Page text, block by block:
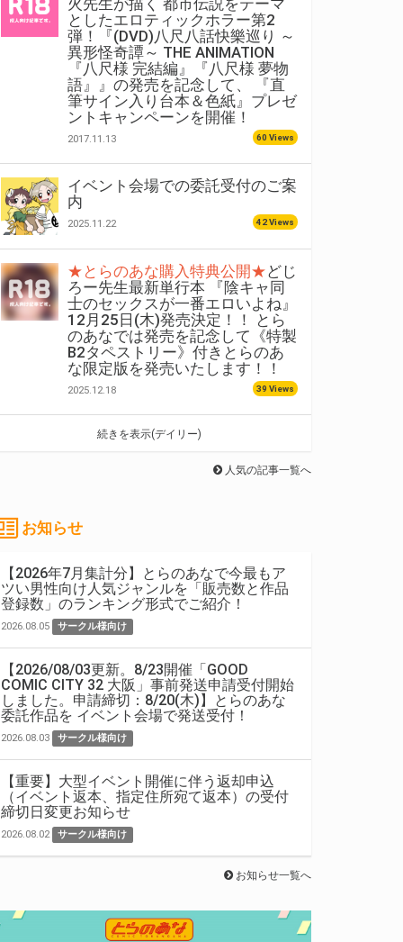
火先生が描く 都市伝説をテーマ
としたエロティックホラー第2
弾！『(DVD)八尺八話快樂巡り ～
異形怪奇譚～ THE ANIMATION
『八尺様 完結編』『八尺様 夢物
語』』の発売を記念して、 『直
筆サイン入り台本＆色紙』プレゼ
ントキャンペーンを開催！
2017.11.13 60 Views
イベント会場での委託受付のご案
内
2025.11.22 42 Views
★とらのあな購入特典公開★どじ
ろー先生最新単行本 『陰キャ同
士のセックスが一番エロいよね』
12月25日(木)発売決定！！ とら
のあなでは発売を記念して《特製
B2タペストリー》付きとらのあ
な限定版を発売いたします！！
2025.12.18 39 Views
続きを表示(デイリー)
人気の記事一覧へ
お知らせ
【2026年7月集計分】とらのあなで今最もア
ツい男性向け人気ジャンルを「販売数と作品
登録数」のランキング形式でご紹介！
2026.08.05 サークル様向け
【2026/08/03更新。8/23開催「GOOD
COMIC CITY 32 大阪」事前発送申請受付開始
しました。申請締切：8/20(木)】とらのあな
委託作品を イベント会場で発送受付！
2026.08.03 サークル様向け
【重要】大型イベント開催に伴う返却申込
（イベント返本、指定住所宛て返本）の受付
締切日変更お知らせ
2026.08.02 サークル様向け
お知らせ一覧へ